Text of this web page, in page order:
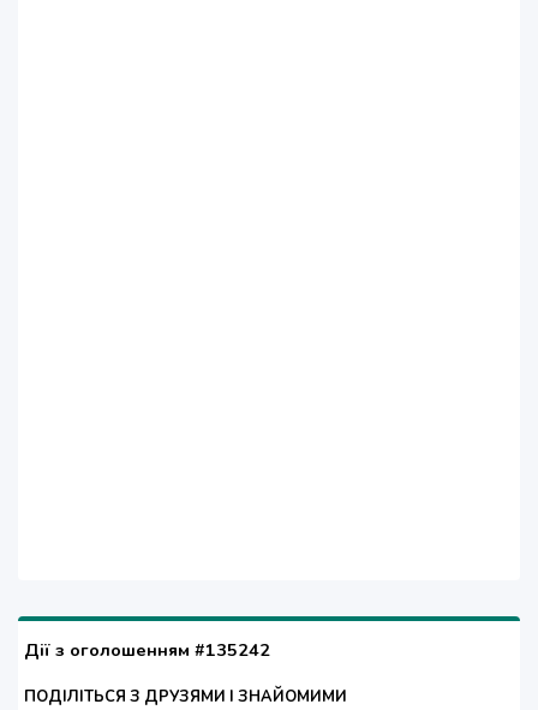
Дії з оголошенням #135242
ПОДІЛІТЬСЯ З ДРУЗЯМИ І ЗНАЙОМИМИ